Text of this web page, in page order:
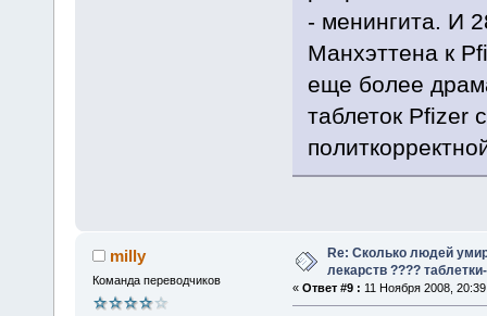
- менингита. И
Манхэттена к
еще более
таблеток Pfizer
milly
Команда переводчиков
Re: Сколько людей
лекарств ????
« Ответ #9 : 11 Ноября 2008,